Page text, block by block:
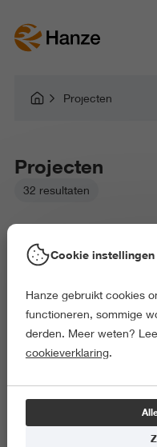
Projecten
Projecten
32 resultaten
Gekozen filters:
Lectoraat Jeugd,
Alles wissen
Cookie instellingen
Hanze gebruikt cookies
functioneren, sommige
derden. Meer weten?
cookieverklaring.